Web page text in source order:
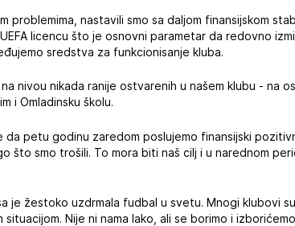
problemima, nastavili smo sa daljom finansijskom
licencu što je osnovni parametar da redovno
sredstva za funkcionisanje kluba.
nivou nikada ranije ostvarenih u našem klubu - na
i Omladinsku školu.
da petu godinu zaredom poslujemo finansijski
što smo trošili. To mora biti naš cilj i u narednom
je žestoko uzdrmala fudbal u svetu. Mnogi klubovi
Nije ni nama lako, ali se borimo i